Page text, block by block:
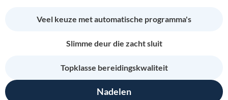
Veel keuze met automatische programma's
Slimme deur die zacht sluit
Topklasse bereidingskwaliteit
Nadelen